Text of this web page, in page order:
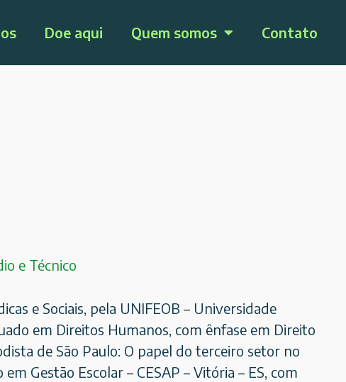
Doe aqui Quem somos Contato
e Técnico
e Sociais, pela UNIFEOB – Universidade
em Direitos Humanos, com ênfase em Direito
de São Paulo: O papel do terceiro setor no
Gestão Escolar – CESAP – Vitória – ES, com